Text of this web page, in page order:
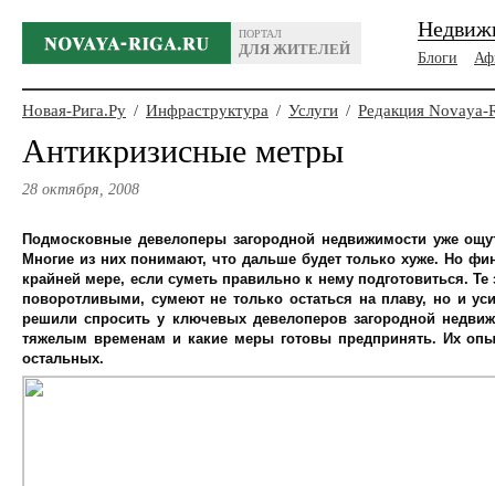
ПОРТАЛ
ДЛЯ ЖИТЕЛЕЙ
Блоги
Новая-Рига.Ру / Инфраструктура / Услуги / Редакция Novaya-
Антикризисные метры
28 октября, 2008
Подмосковные девелоперы загородной недвижимости уже
Многие из них понимают, что дальше будет только хуже. Но
крайней мере, если суметь правильно к нему подготовиться.
поворотливыми, сумеют не только остаться на плаву, но и
решили спросить у ключевых девелоперов загородной
тяжелым временам и какие меры готовы предпринять. Их
остальных.